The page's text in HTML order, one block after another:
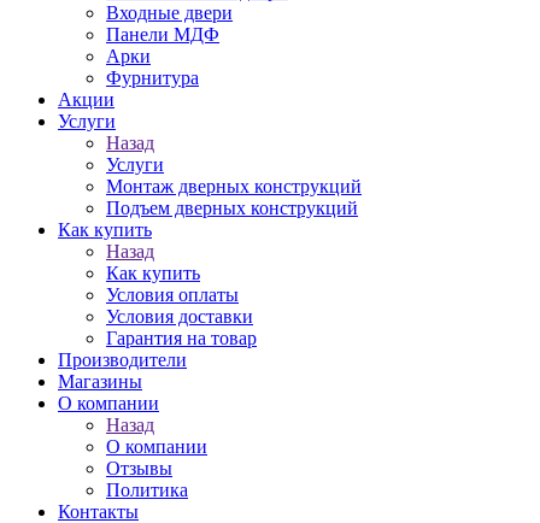
Входные двери
Панели МДФ
Арки
Фурнитура
Акции
Услуги
Назад
Услуги
Монтаж дверных конструкций
Подъем дверных конструкций
Как купить
Назад
Как купить
Условия оплаты
Условия доставки
Гарантия на товар
Производители
Магазины
О компании
Назад
О компании
Отзывы
Политика
Контакты